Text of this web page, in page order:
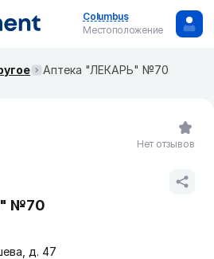
Columbus
Местоположение
Аптека "ЛЕКАРЬ" №70
№70
д. 47
Нет отзывов